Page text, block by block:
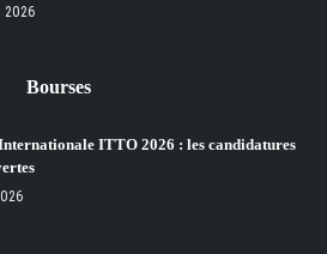
2026
Bourses
ITTO 2026 : les candidatures